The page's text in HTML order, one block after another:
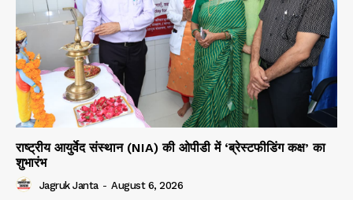
राष्ट्रीय आयुर्वेद संस्थान (NIA) की ओपीडी में ‘ब्रेस्टफीडिंग कक्ष’ का
शुभारंभ
Jagruk Janta - August 6, 2026